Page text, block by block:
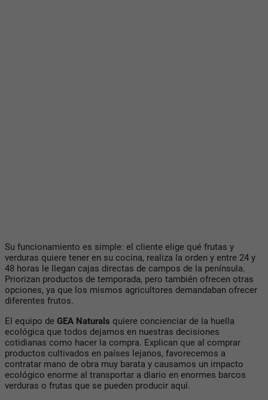
Su funcionamiento es simple: el cliente elige qué frutas y
verduras quiere tener en su cocina, realiza la orden y entre 24 y
48 horas le llegan cajas directas de campos de la península.
Priorizan productos de temporada, pero también ofrecen otras
opciones, ya que los mismos agricultores demandaban ofrecer
diferentes frutos.
El equipo de GEA Naturals quiere concienciar de la huella
ecológica que todos dejamos en nuestras decisiones
cotidianas como hacer la compra. Explican que al comprar
productos cultivados en países lejanos, favorecemos a
contratar mano de obra muy barata y causamos un impacto
ecológico enorme al transportar a diario en enormes barcos
verduras o frutas que se pueden producir aquí.